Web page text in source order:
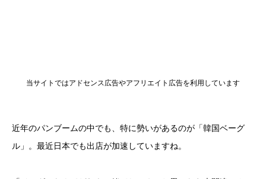
当サイトではアドセンス広告やアフリエイト広告を利用しています
近年のパンブームの中でも、特に勢いがあるのが「韓国ベーグ
ル」。最近日本でも出店が加速していますね。